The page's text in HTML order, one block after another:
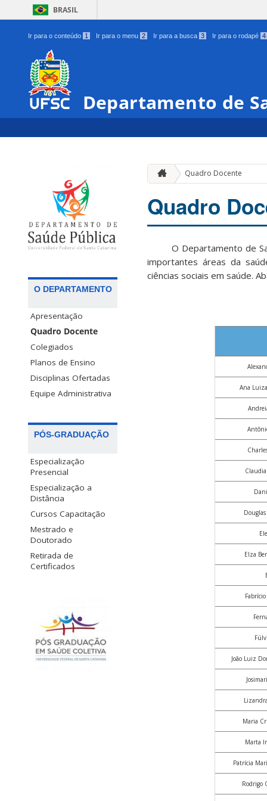
BRASIL
Ir para o conteúdo 1 Ir para o menu 2 Ir para a busca 3 Ir para o rodapé 4
Departamento de
O DEPARTAMENTO
Apresentação
Quadro Docente
Colegiados
Planos de Ensino
Disciplinas Ofertadas
Equipe Administrativa
PÓS-GRADUAÇÃO
Especialização
Presencial
Especialização a
Distância
Cursos Capacitação
Mestrado e
Doutorado
Retirada de
Certificados
Quadro Docente
Quadro
O Departamento de
importantes áreas da
ciências sociais em saúde.
Ana
Elza
João Luiz
Maria
Marta
Patrícia
Rodrigo